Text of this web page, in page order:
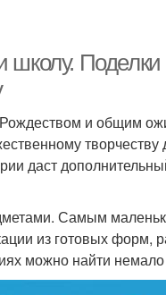
школу.
и общим
даст
Самым
из готовых форм,
можно найти